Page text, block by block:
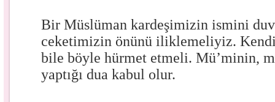
Bir Müslüman kardeşimizin ismini
ceketimizin önünü iliklemeliyiz.
bile böyle hürmet etmeli. Mü’minin,
yaptığı dua kabul olur.